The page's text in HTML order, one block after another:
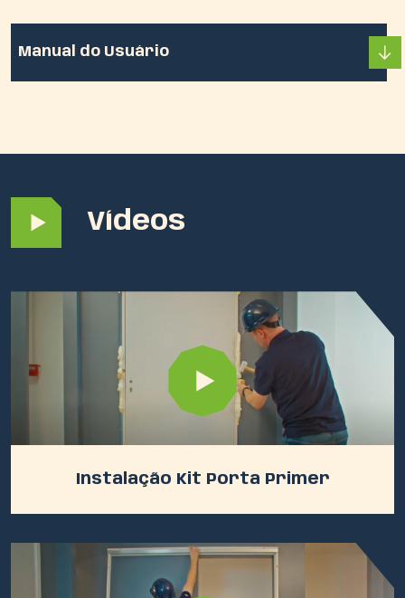
Manual do Usuário
Vídeos
Instalação Kit Porta Primer